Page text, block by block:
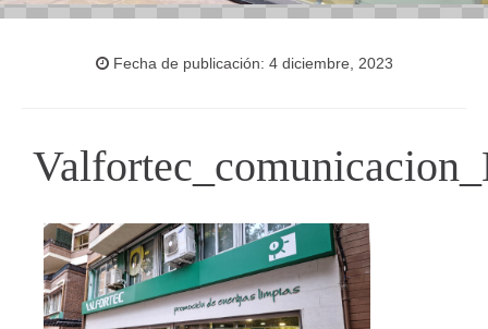
Fecha de publicación: 4 diciembre, 2023